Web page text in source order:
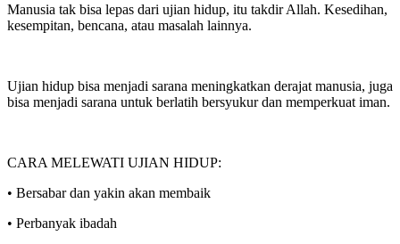
Manusia tak bisa lepas dari ujian hidup, itu takdir Allah. Kesedihan,
kesempitan, bencana, atau masalah lainnya.
Ujian hidup bisa menjadi sarana meningkatkan derajat manusia, juga
bisa menjadi sarana untuk berlatih bersyukur dan memperkuat iman.
CARA MELEWATI UJIAN HIDUP:
• Bersabar dan yakin akan membaik
• Perbanyak ibadah